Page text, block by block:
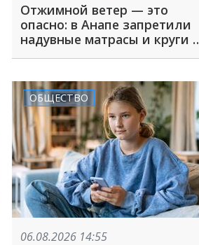
Отжимной ветер — это
опасно: в Анапе запретили
надувные матрасы и круги в
ОБЩЕСТВО
06.08.2026 14:55